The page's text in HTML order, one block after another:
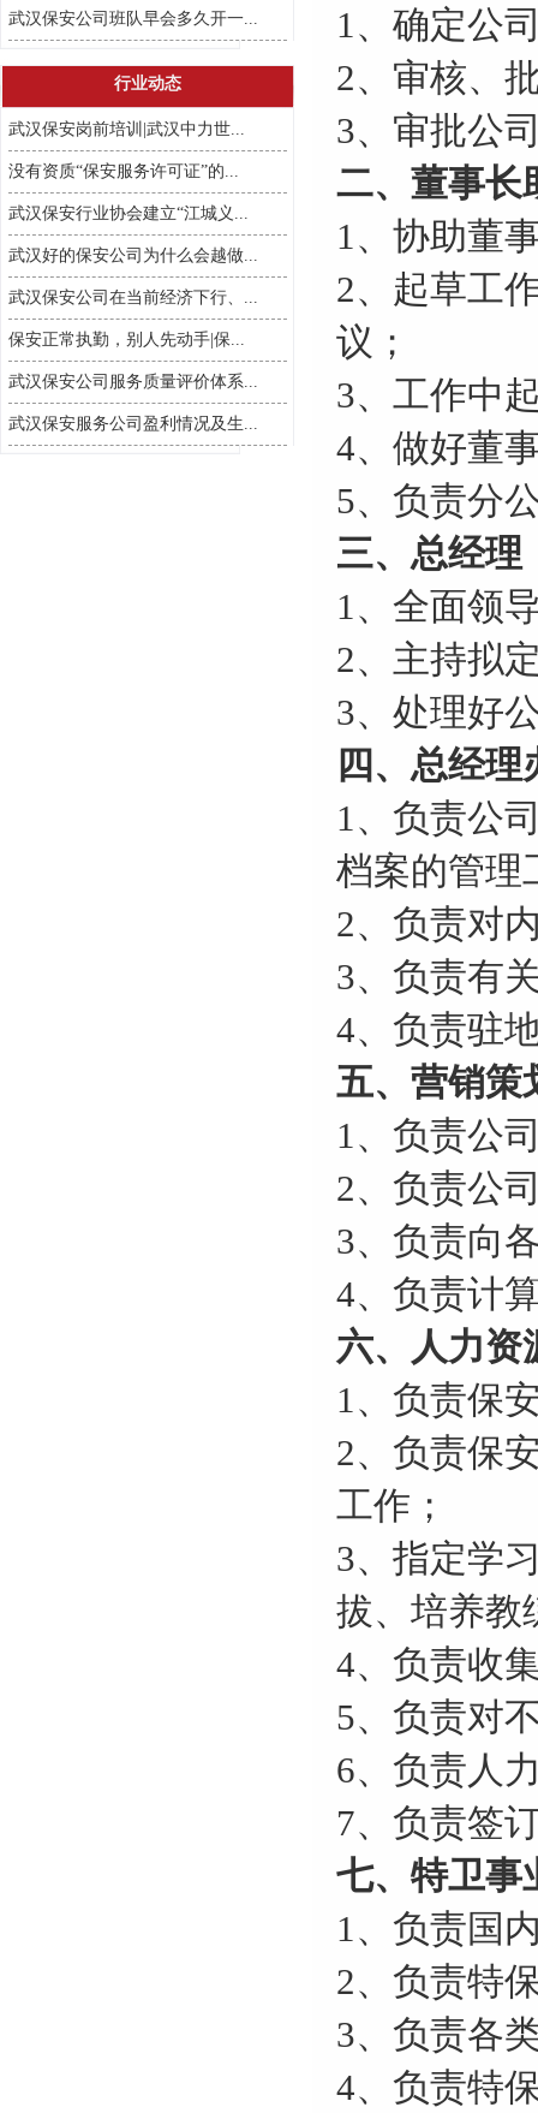
武汉保安公司班队早会多久开一...
行业动态
武汉保安岗前培训|武汉中力世...
没有资质“保安服务许可证”的...
武汉保安行业协会建立“江城义...
武汉好的保安公司为什么会越做...
武汉保安公司在当前经济下行、...
保安正常执勤，别人先动手|保...
武汉保安公司服务质量评价体系...
武汉保安服务公司盈利情况及生...
1、确定公
2、审核、
3、审批公
二、董事长
1、协助董
2、起草工
议；
3、工作中
4、做好董
5、负责分
三、总经理
1、全面领
2、主持拟
3、处理好
四、总经理
1、负责公
档案的管理
2、负责对
3、负责有
4、负责驻
五、营销策
1、负责公
2、负责公
3、负责向
4、负责计
六、人力资
1、负责保
2、负责保
工作；
3、指定学
拔、培养教
4、负责收
5、负责对
6、负责人
7、负责签
七、特卫事
1、负责国
2、负责特
3、负责各
4、负责特